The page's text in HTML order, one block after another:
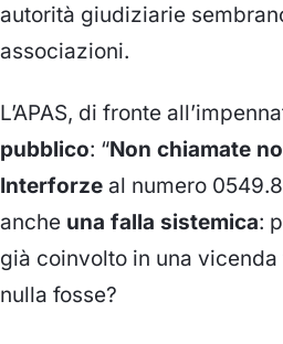
autorità giudiziarie
associazioni.
L’APAS, di fronte
pubblico: “Non chiamate
Interforze al numero
anche una falla sistemica:
già coinvolto in una
nulla fosse?